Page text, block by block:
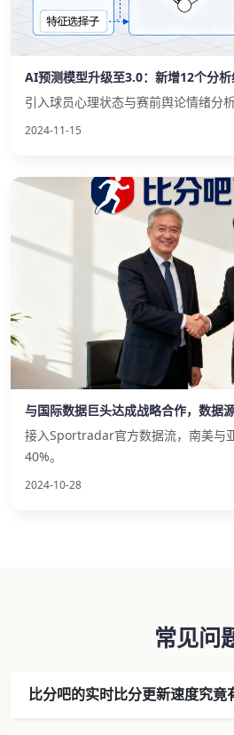
AI预测模型升级至3.0：新增12个分
引入球员心理状态与赛前舆论情绪分
2024-11-15
与国际数据巨头达成战略合作，数据
接入Sportradar官方数据流，南美与
40%。
2024-10-28
常见问
比分吧的实时比分更新速度究竟